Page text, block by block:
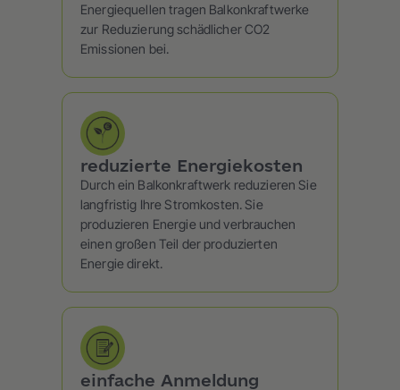
Energiequellen tragen Balkonkraftwerke
zur Reduzierung schädlicher CO2
Emissionen bei.
reduzierte Energiekosten
Durch ein Balkonkraftwerk reduzieren Sie
langfristig Ihre Stromkosten. Sie
produzieren Energie und verbrauchen
einen großen Teil der produzierten
Energie direkt.
einfache Anmeldung